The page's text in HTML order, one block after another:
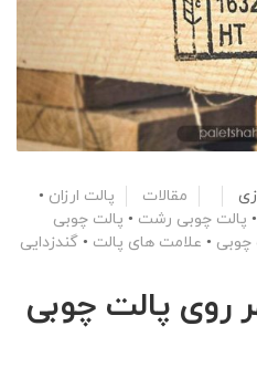
مقالات پالت ارزان •
• پالت چوبی رشت • پالت چوبی
چوبی • علامت های پالت • گندزدایی
روی پالت چوبی